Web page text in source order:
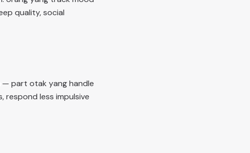
quality, social
— part otak yang handle
respond less impulsive